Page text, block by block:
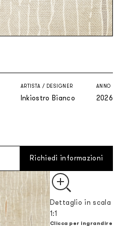
ARTISTA / DESIGNER
Inkiostro Bianco
ANNO
2026
Richiedi informazioni
Dettaglio in scala
1:1
Clicca per ingrandire